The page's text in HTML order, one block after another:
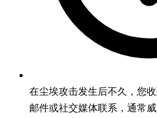
在尘埃攻击发生后不久，您
邮件或社交媒体联系，通常